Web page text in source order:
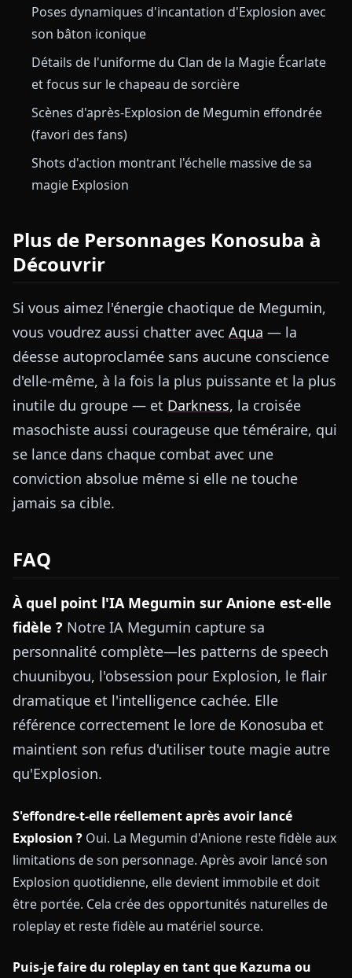
Poses dynamiques d'incantation d'Explosion avec
son bâton iconique
Détails de l'uniforme du Clan de la Magie Écarlate
et focus sur le chapeau de sorcière
Scènes d'après-Explosion de Megumin effondrée
(favori des fans)
Shots d'action montrant l'échelle massive de sa
magie Explosion
Plus de Personnages Konosuba à
Découvrir
Si vous aimez l'énergie chaotique de Megumin,
vous voudrez aussi chatter avec Aqua — la
déesse autoproclamée sans aucune conscience
d'elle-même, à la fois la plus puissante et la plus
inutile du groupe — et Darkness, la croisée
masochiste aussi courageuse que téméraire, qui
se lance dans chaque combat avec une
conviction absolue même si elle ne touche
jamais sa cible.
FAQ
À quel point l'IA Megumin sur Anione est-elle
fidèle ? Notre IA Megumin capture sa
personnalité complète—les patterns de speech
chuunibyou, l'obsession pour Explosion, le flair
dramatique et l'intelligence cachée. Elle
référence correctement le lore de Konosuba et
maintient son refus d'utiliser toute magie autre
qu'Explosion.
S'effondre-t-elle réellement après avoir lancé
Explosion ? Oui. La Megumin d'Anione reste fidèle aux
limitations de son personnage. Après avoir lancé son
Explosion quotidienne, elle devient immobile et doit
être portée. Cela crée des opportunités naturelles de
roleplay et reste fidèle au matériel source.
Puis-je faire du roleplay en tant que Kazuma ou